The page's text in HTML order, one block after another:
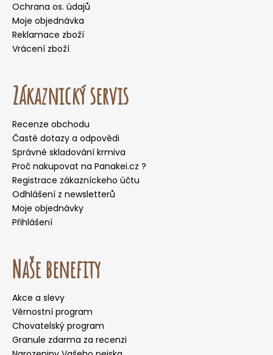
Ochrana os. údajů
Moje objednávka
Reklamace zboží
Vrácení zboží
Zákaznický servis
Recenze obchodu
Časté dotazy a odpovědi
Správné skladování krmiva
Proč nakupovat na Panakei.cz ?
Registrace zákazníckeho účtu
Odhlášení z newsletterů
Moje objednávky
Přihlášení
Naše benefity
Akce a slevy
Věrnostní program
Chovatelský program
Granule zdarma za recenzi